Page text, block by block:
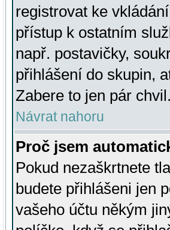
registrovat ke
přístup k ostatním
např. postavičky,
přihlášení do skupin,
Zabere to jen pár chvil.
Návrat nahoru
Proč jsem
Pokud nezaškrtnete
budete přihlášeni jen
vašeho účtu někým